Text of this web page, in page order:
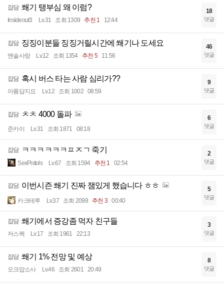
잡담 쐐기 탱부심 왜 이럼?
Insideout3 Lv.31 조회 1309 추천 1 12:44
18
댓글
잡담 징징이분들 징징거릴시간에 쐐기나 도세요
맨솔사랑 Lv.12 조회 1354 추천 5 11:56
46
댓글
잡담 혹시 버스 타는 사람 심리가??
아름답지요 Lv.12 조회 1002 08:59
9
댓글
잡담 ㅊㅊ 4000 돌파
준카이 Lv.31 조회 1871 08:18
6
댓글
잡담 ㅋㅋㅋㅋㅋㅋㅍㅈㄱ 죽기
SexPistols Lv.67 조회 1594 추천 1 02:54
2
댓글
잡담 이번시즌 쐐기 진짜 잼있게 했습니다 ㅎㅎ
카크테루 Lv.37 조회 2098 추천 3 00:40
5
댓글
잡담 쐐기에서 증강좀 먹자 친구들
저스펙 Lv.17 조회 1961 22:13
3
댓글
잡담 쐐기 1% 전망 및 예상
오크맙소사 Lv.46 조회 2601 20:49
8
댓글